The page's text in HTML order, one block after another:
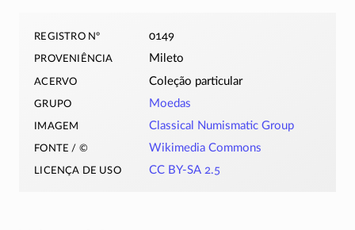
registro nº 0149
proveniência Mileto
acervo Coleção particular
grupo Moedas
imagem Classical Numismatic Group
fonte / © Wikimedia Commons
licença de uso CC BY-SA 2.5